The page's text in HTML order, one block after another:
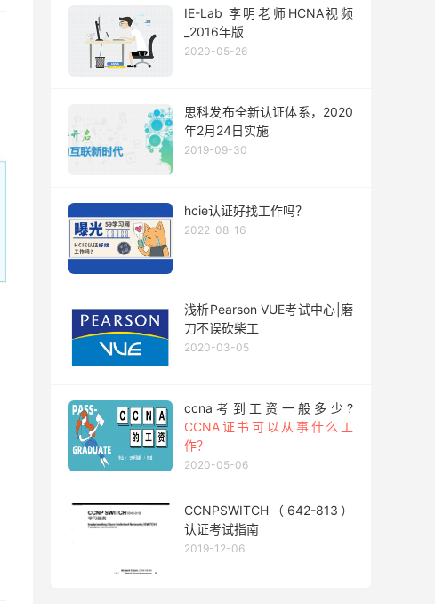
IE-Lab 李明老师HCNA视频
_2016年版
2020-05-26
思科发布全新认证体系，2020
年2月24日实施
2019-09-30
hcie认证好找工作吗？
2022-08-16
浅析Pearson VUE考试中心|磨
刀不误砍柴工
2020-03-05
ccna考到工资一般多少?
CCNA证书可以从事什么工
作？
2020-05-06
CCNPSWITCH（642-813）
认证考试指南
2019-12-06